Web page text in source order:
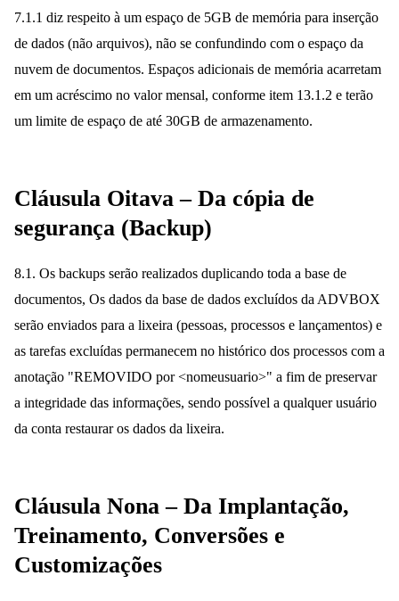
7.1.1 diz respeito à um espaço de 5GB de memória para inserção
de dados (não arquivos), não se confundindo com o espaço da
nuvem de documentos. Espaços adicionais de memória acarretam
em um acréscimo no valor mensal, conforme item 13.1.2 e terão
um limite de espaço de até 30GB de armazenamento.
Cláusula Oitava – Da cópia de
segurança (Backup)
8.1. Os backups serão realizados duplicando toda a base de
documentos, Os dados da base de dados excluídos da ADVBOX
serão enviados para a lixeira (pessoas, processos e lançamentos) e
as tarefas excluídas permanecem no histórico dos processos com a
anotação "REMOVIDO por <nomeusuario>" a fim de preservar
a integridade das informações, sendo possível a qualquer usuário
da conta restaurar os dados da lixeira.
Cláusula Nona – Da Implantação,
Treinamento, Conversões e
Customizações